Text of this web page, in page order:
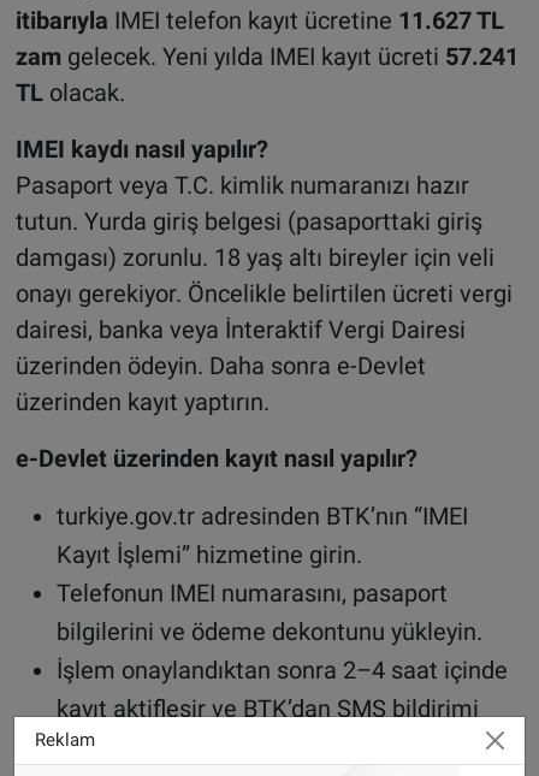
itibarıyla IMEI telefon kayıt ücretine 11.627 TL
zam gelecek. Yeni yılda IMEI kayıt ücreti 57.241
TL olacak.
IMEI kaydı nasıl yapılır?
Pasaport veya T.C. kimlik numaranızı hazır
tutun. Yurda giriş belgesi (pasaporttaki giriş
damgası) zorunlu. 18 yaş altı bireyler için veli
onayı gerekiyor. Öncelikle belirtilen ücreti vergi
dairesi, banka veya İnteraktif Vergi Dairesi
üzerinden ödeyin. Daha sonra e-Devlet
üzerinden kayıt yaptırın.
e-Devlet üzerinden kayıt nasıl yapılır?
turkiye.gov.tr adresinden BTK’nın “IMEI
Kayıt İşlemi” hizmetine girin.
Telefonun IMEI numarasını, pasaport
bilgilerini ve ödeme dekontunu yükleyin.
İşlem onaylandıktan sonra 2–4 saat içinde
kayıt aktifleşir ve BTK’dan SMS bildirimi
alırsınız.
Reklam